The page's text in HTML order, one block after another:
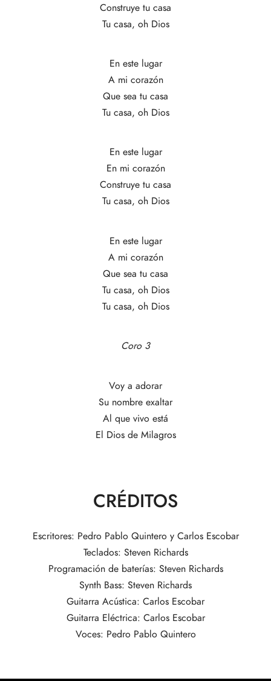
Construye tu casa
Tu casa, oh Dios
En este lugar
A mi corazón
Que sea tu casa
Tu casa, oh Dios
En este lugar
En mi corazón
Construye tu casa
Tu casa, oh Dios
En este lugar
A mi corazón
Que sea tu casa
Tu casa, oh Dios
Tu casa, oh Dios
Coro 3
Voy a adorar
Su nombre exaltar
Al que vivo está
El Dios de Milagros
CRÉDITOS
Escritores: Pedro Pablo Quintero y Carlos Escobar
Teclados: Steven Richards
Programación de baterías: Steven Richards
Synth Bass: Steven Richards
Guitarra Acústica: Carlos Escobar
Guitarra Eléctrica: Carlos Escobar
Voces: Pedro Pablo Quintero